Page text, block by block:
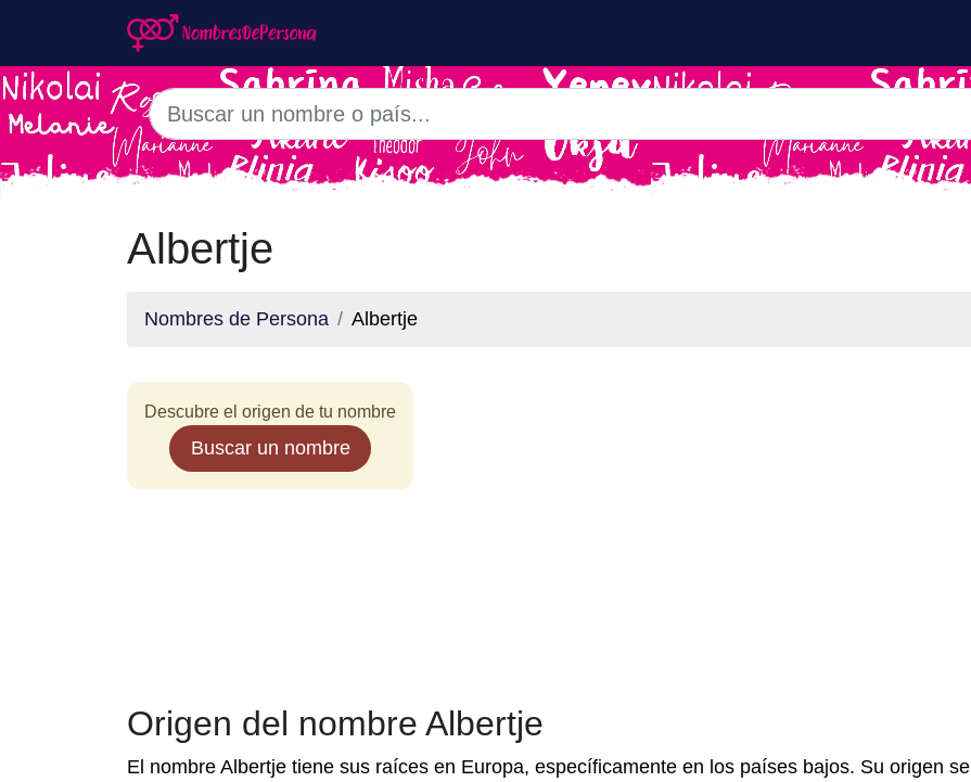
Albertje
Nombres de Persona Albertje
Descubre el origen de tu nombre
Buscar un nombre
Origen del nombre Albertje
El nombre Albertje tiene sus raíces en Europa, específicamente en los países bajos. Su origen se